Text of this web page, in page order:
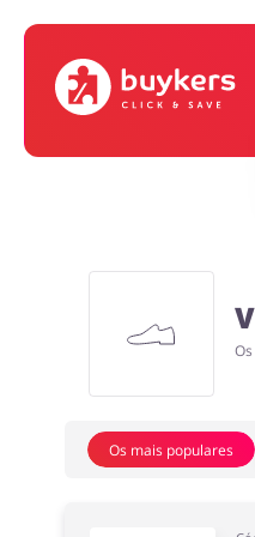
Infantil e para
Serviços
Os mais populares